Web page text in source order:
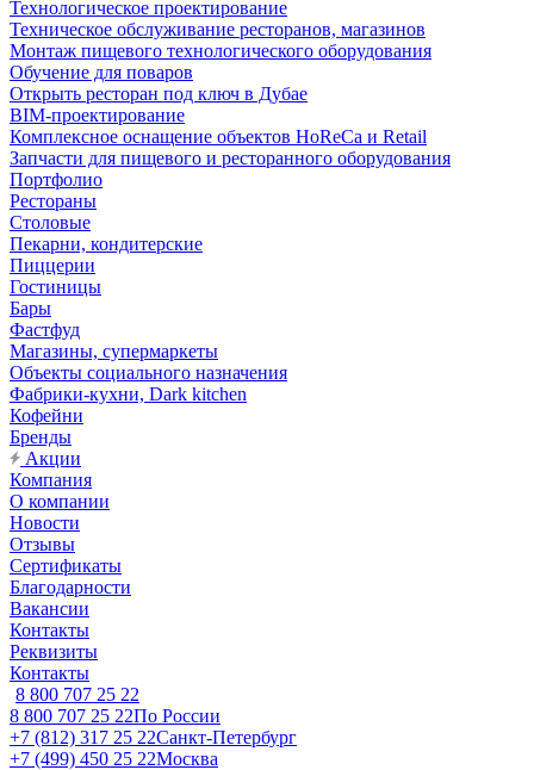
Технологическое проектирование
Техническое обслуживание ресторанов, магазинов
Монтаж пищевого технологического оборудования
Обучение для поваров
Открыть ресторан под ключ в Дубае
BIM-проектирование
Комплексное оснащение объектов HoReCa и Retail
Запчасти для пищевого и ресторанного оборудования
Портфолио
Рестораны
Столовые
Пекарни, кондитерские
Пиццерии
Гостиницы
Бары
Фастфуд
Магазины, супермаркеты
Объекты социального назначения
Фабрики-кухни, Dark kitchen
Кофейни
Бренды
Акции
Компания
О компании
Новости
Отзывы
Сертификаты
Благодарности
Вакансии
Контакты
Реквизиты
Контакты
8 800 707 25 22
8 800 707 25 22По России
+7 (812) 317 25 22Санкт-Петербург
+7 (499) 450 25 22Москва